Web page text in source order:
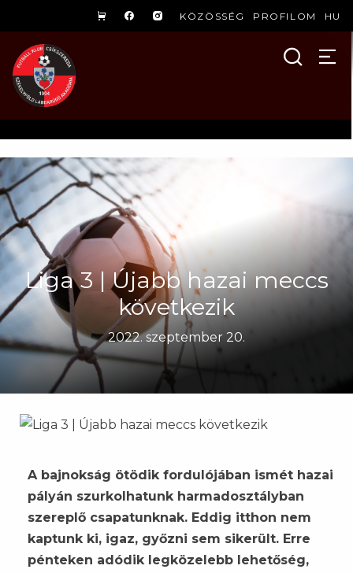
KÖZÖSSÉG PROFILOM HU
Liga 3 | Újabb hazai meccs
következik
2022. szeptember 20.
A bajnokság ötödik fordulójában ismét hazai
pályán szurkolhatunk harmadosztályban
szereplő csapatunknak. Eddig itthon nem
kaptunk ki, igaz, győzni sem sikerült. Erre
pénteken adódik legközelebb lehetőség,